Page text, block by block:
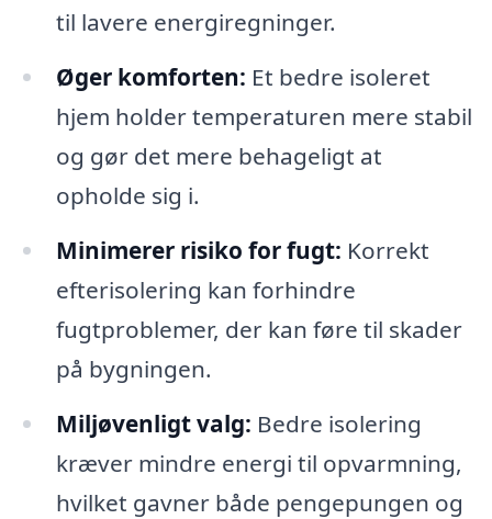
til lavere energiregninger.
Øger komforten: Et bedre isoleret
hjem holder temperaturen mere stabil
og gør det mere behageligt at
opholde sig i.
Minimerer risiko for fugt: Korrekt
efterisolering kan forhindre
fugtproblemer, der kan føre til skader
på bygningen.
Miljøvenligt valg: Bedre isolering
kræver mindre energi til opvarmning,
hvilket gavner både pengepungen og